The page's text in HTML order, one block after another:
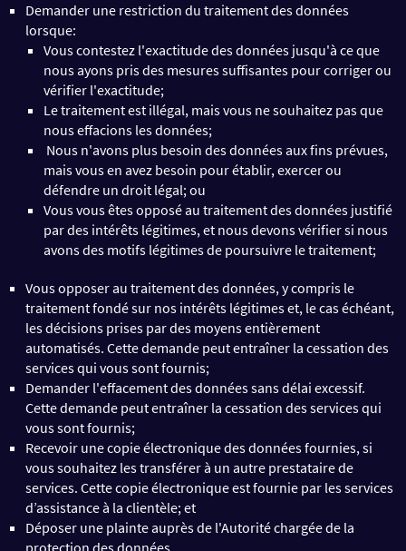
Demander une restriction du traitement des données
lorsque:
Vous contestez l'exactitude des données jusqu'à ce que
nous ayons pris des mesures suffisantes pour corriger ou
vérifier l'exactitude;
Le traitement est illégal, mais vous ne souhaitez pas que
nous effacions les données;
Nous n'avons plus besoin des données aux fins prévues,
mais vous en avez besoin pour établir, exercer ou
défendre un droit légal; ou
Vous vous êtes opposé au traitement des données justifié
par des intérêts légitimes, et nous devons vérifier si nous
avons des motifs légitimes de poursuivre le traitement;
Vous opposer au traitement des données, y compris le
traitement fondé sur nos intérêts légitimes et, le cas échéant,
les décisions prises par des moyens entièrement
automatisés. Cette demande peut entraîner la cessation des
services qui vous sont fournis;
Demander l'effacement des données sans délai excessif.
Cette demande peut entraîner la cessation des services qui
vous sont fournis;
Recevoir une copie électronique des données fournies, si
vous souhaitez les transférer à un autre prestataire de
services. Cette copie électronique est fournie par les services
d’assistance à la clientèle; et
Déposer une plainte auprès de l'Autorité chargée de la
protection des données.